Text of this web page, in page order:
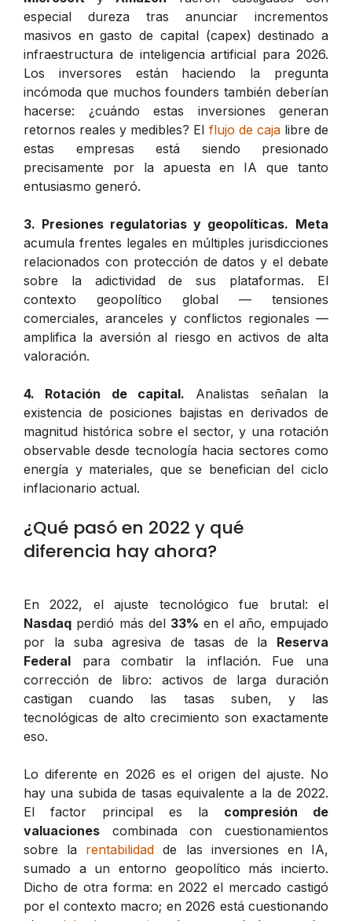
especial dureza tras anunciar incrementos
masivos en gasto de capital (capex) destinado a
infraestructura de inteligencia artificial para 2026.
Los inversores están haciendo la pregunta
incómoda que muchos founders también deberían
hacerse: ¿cuándo estas inversiones generan
retornos reales y medibles? El flujo de cajalibre de
estas empresas está siendo presionado
precisamente por la apuesta en IA que tanto
entusiasmo generó.
3. Presiones regulatorias y geopolíticas. Meta
acumula frentes legales en múltiples jurisdicciones
relacionados con protección de datos y el debate
sobre la adictividad de sus plataformas. El
contexto geopolítico global — tensiones
comerciales, aranceles y conflictos regionales —
amplifica la aversión al riesgo en activos de alta
valoración.
4. Rotación de capital. Analistas señalan la
existencia de posiciones bajistas en derivados de
magnitud histórica sobre el sector, y una rotación
observable desde tecnología hacia sectores como
energía y materiales, que se benefician del ciclo
inflacionario actual.
¿Qué pasó en 2022 y qué
diferencia hay ahora?
En 2022, el ajuste tecnológico fue brutal: el
Nasdaq perdió más del 33% en el año, empujado
por la suba agresiva de tasas de la Reserva
Federal para combatir la inflación. Fue una
corrección de libro: activos de larga duración
castigan cuando las tasas suben, y las
tecnológicas de alto crecimiento son exactamente
eso.
Lo diferente en 2026 es el origen del ajuste. No
hay una subida de tasas equivalente a la de 2022.
El factor principal es la compresión de
valuaciones combinada con cuestionamientos
sobre la rentabilidad de las inversiones en IA,
sumado a un entorno geopolítico más incierto.
Dicho de otra forma: en 2022 el mercado castigó
por el contexto macro; en 2026 está cuestionando